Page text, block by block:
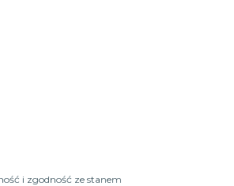
i zgodność ze stanem